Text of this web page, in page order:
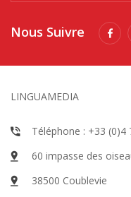
Nous Suivre
LINGUAMEDIA
Téléphone : +33 (0)4
60 impasse des
38500 Coublevie